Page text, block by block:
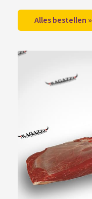
Alles bestellen »